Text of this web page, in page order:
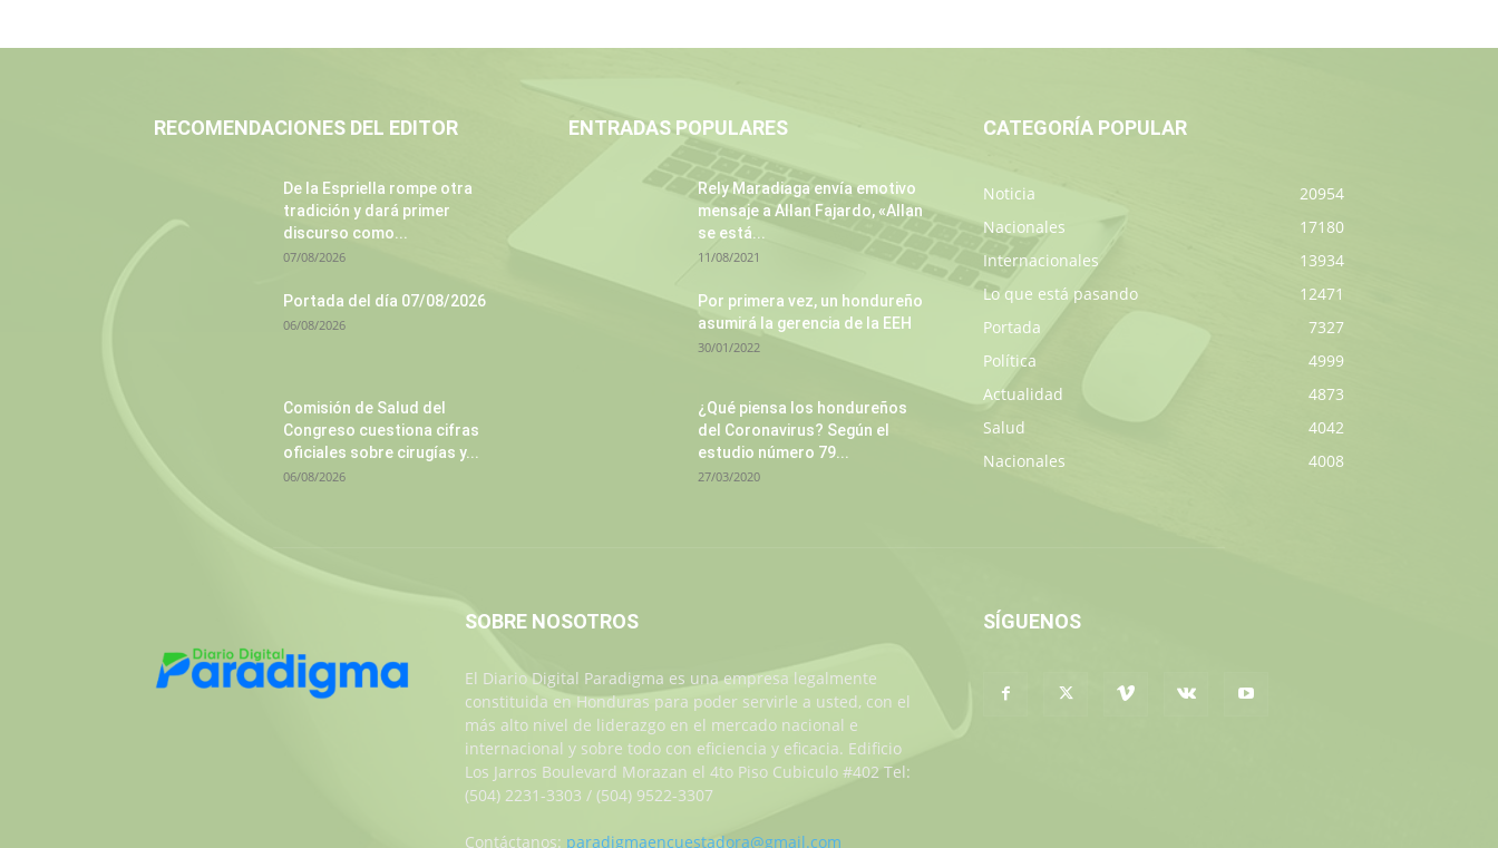
RECOMENDACIONES DEL EDITOR
De la Espriella rompe otra
tradición y dará primer
discurso como...
07/08/2026
Portada del día 07/08/2026
06/08/2026
Comisión de Salud del
Congreso cuestiona cifras
oficiales sobre cirugías y...
06/08/2026
ENTRADAS POPULARES
Rely Maradiaga envía emotivo
mensaje a Allan Fajardo, «Allan
se está...
11/08/2021
Por primera vez, un hondureño
asumirá la gerencia de la EEH
30/01/2022
¿Qué piensa los hondureños
del Coronavirus? Según el
estudio número 79...
27/03/2020
CATEGORÍA POPULAR
Noticia
20954
Nacionales
17180
Internacionales
13934
Lo que está pasando
12471
Portada
7327
Política
4999
Actualidad
4873
Salud
4042
Nacionales
4008
SOBRE NOSOTROS
El Diario Digital Paradigma es una empresa legalmente
constituida en Honduras para poder servirle a usted, con el
más alto nivel de liderazgo en el mercado nacional e
internacional y sobre todo con eficiencia y eficacia. Edificio
Los Jarros Boulevard Morazan el 4to Piso Cubiculo #402 Tel:
(504) 2231-3303 / (504) 9522-3307
Contáctanos: paradigmaencuestadora@gmail.com
SÍGUENOS